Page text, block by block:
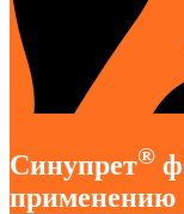
Синупрет®
применению